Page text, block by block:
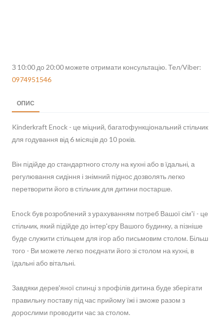
З 10:00 до 20:00 можете отримати консультацію. Тел/Viber:
0974951546
ОПИС
Kinderkraft Enock - це міцний, багатофункціональний стільчик
для годування від 6 місяців до 10 років.
Він підійде до стандартного столу на кухні або в їдальні, а
регулювання сидіння і знімний піднос дозволять легко
перетворити його в стільчик для дитини постарше.
Enock був розроблений з урахуванням потреб Вашої сім'ї - це
стільчик, який підійде до інтер'єру Вашого будинку, а пізніше
буде служити стільцем для ігор або письмовим столом. Більш
того - Ви можете легко поєднати його зі столом на кухні, в
їдальні або вітальні.
Завдяки дерев'яної спинці з профілів дитина буде зберігати
правильну поставу під час прийому їжі і зможе разом з
дорослими проводити час за столом.